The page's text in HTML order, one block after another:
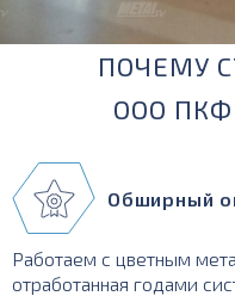
ПОЧЕМУ
ООО
Обширный
Работаем с цветным
отработанная годами